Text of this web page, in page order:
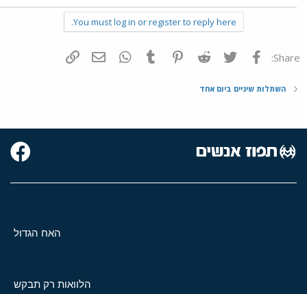
You must log in or register to reply here.
Share: פייסבוק Twitter
Reddit
Pinterest
Tumblr
WhatsAppדואר אלקטרוני
השתלות שיניים ביום אחד
האח הגדול
הלוואות רק תבקש